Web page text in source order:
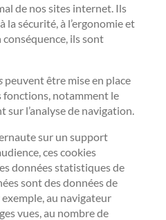
de nos sites internet. Ils
sécurité, à l’ergonomie et
conséquence, ils sont
peuvent être mise en place
fonctions, notamment le
l’analyse de navigation.
sur un support
ces cookies
données statistiques de
sont des données de
au navigateur
vues, au nombre de